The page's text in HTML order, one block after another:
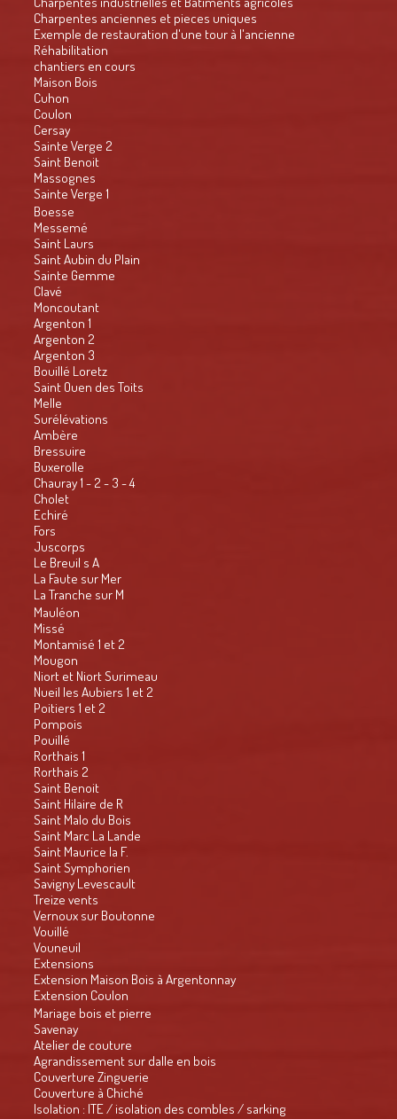
Charpentes anciennes et pieces uniques
Exemple de restauration d'une tour à l'ancienne
Réhabilitation
chantiers en cours
Maison Bois
Cuhon
Coulon
Cersay
Sainte Verge 2
Saint Benoit
Massognes
Sainte Verge 1
Boesse
Messemé
Saint Laurs
Saint Aubin du Plain
Sainte Gemme
Clavé
Moncoutant
Argenton 1
Argenton 2
Argenton 3
Bouillé Loretz
Saint Ouen des Toits
Melle
Surélévations
Ambère
Bressuire
Buxerolle
Chauray 1 - 2 - 3 - 4
Cholet
Echiré
Fors
Juscorps
Le Breuil s A
La Faute sur Mer
La Tranche sur M
Mauléon
Missé
Montamisé 1 et 2
Mougon
Niort et Niort Surimeau
Nueil les Aubiers 1 et 2
Poitiers 1 et 2
Pompois
Pouillé
Rorthais 1
Rorthais 2
Saint Benoit
Saint Hilaire de R
Saint Malo du Bois
Saint Marc La Lande
Saint Maurice la F.
Saint Symphorien
Savigny Levescault
Treize vents
Vernoux sur Boutonne
Vouillé
Vouneuil
Extensions
Extension Maison Bois à Argentonnay
Extension Coulon
Mariage bois et pierre
Savenay
Atelier de couture
Agrandissement sur dalle en bois
Couverture Zinguerie
Couverture à Chiché
Isolation : ITE / isolation des combles / sarking